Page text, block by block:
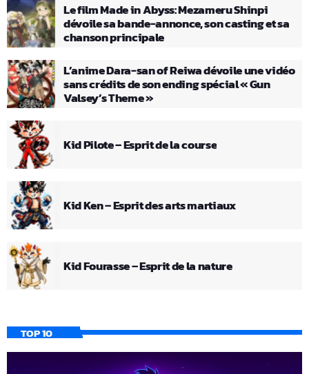
Le film Made in Abyss: Mezameru Shinpi
dévoile sa bande-annonce, son casting et sa
chanson principale
L’anime Dara-san of Reiwa dévoile une vidéo
sans crédits de son ending spécial « Gun
Valsey’s Theme »
Kid Pilote – Esprit de la course
Kid Ken – Esprit des arts martiaux
Kid Fourasse – Esprit de la nature
TOP 10